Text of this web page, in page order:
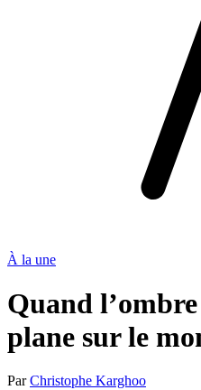
À la une
Quand
plane sur le
ParChristophe Karghoo